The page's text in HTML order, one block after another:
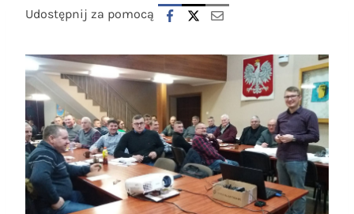
Udostępnij za pomocą